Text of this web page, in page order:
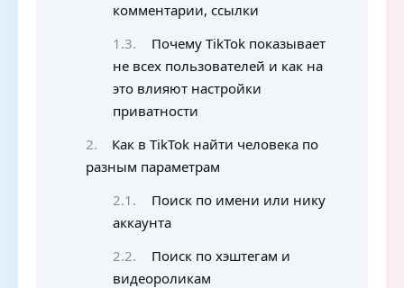
комментарии, ссылки
Почему TikTok показывает
не всех пользователей и как на
это влияют настройки
приватности
Как в TikTok найти человека по
разным параметрам
Поиск по имени или нику
аккаунта
Поиск по хэштегам и
видеороликам